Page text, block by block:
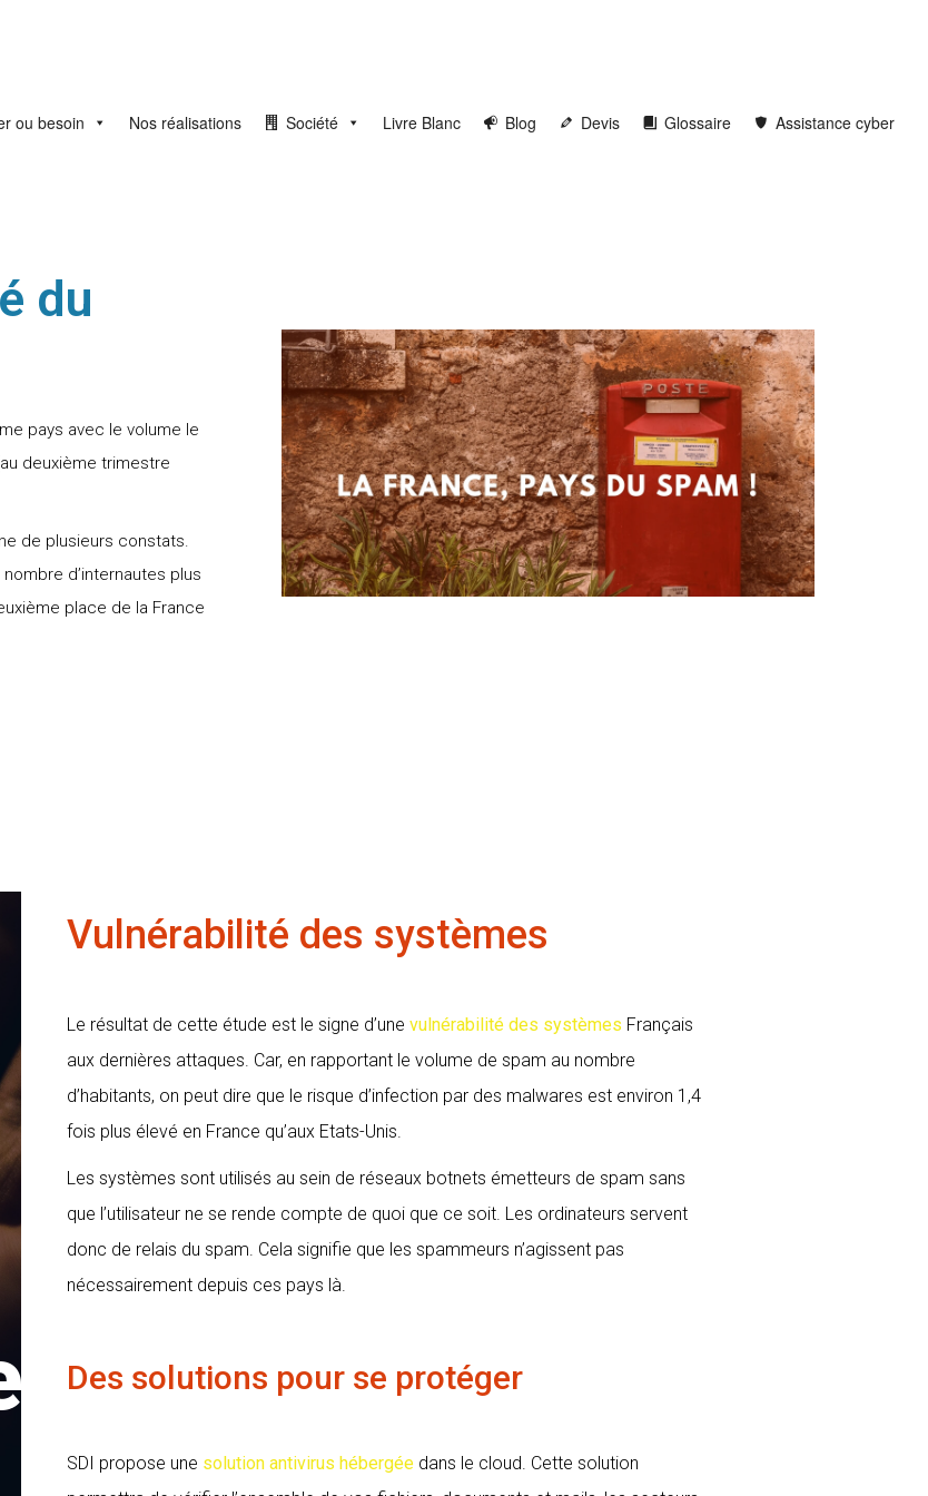
ou besoin Nos réalisations Société Livre Blanc Blog Devis Glossaire Assistance cyber
du
pays avec le volume le
deuxième trimestre
de plusieurs constats.
d’internautes plus
place de la France
Vulnérabilité des systèmes
Le résultat de cette étude est le signe d’une vulnérabilité des systèmes Français
aux dernières attaques. Car, en rapportant le volume de spam au nombre
d’habitants, on peut dire que le risque d’infection par des malwares est environ 1,4
fois plus élevé en France qu’aux Etats-Unis.
Les systèmes sont utilisés au sein de réseaux botnets émetteurs de spam sans
que l’utilisateur ne se rende compte de quoi que ce soit. Les ordinateurs servent
donc de relais du spam. Cela signifie que les spammeurs n’agissent pas
nécessairement depuis ces pays là.
Des solutions pour se protéger
SDI propose une solution antivirus hébergée dans le cloud. Cette solution